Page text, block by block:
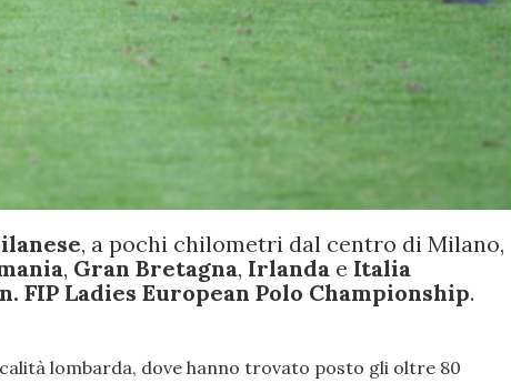
, a pochi chilometri dal centro di Milano,
, Gran Bretagna, Irlanda e Italia
FIP Ladies European Polo Championship.
lombarda, dove hanno trovato posto gli oltre 80